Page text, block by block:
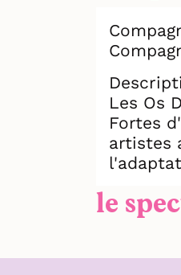
Les Os
Fortes
artistes
le